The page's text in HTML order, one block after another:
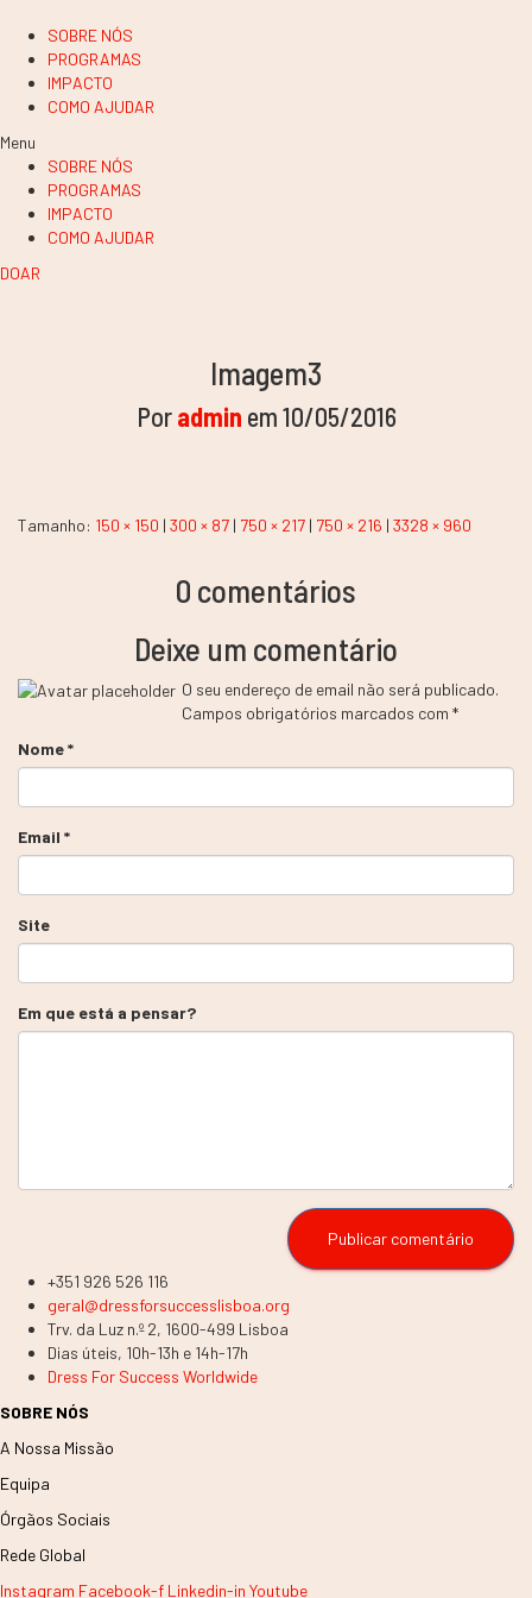
SOBRE NÓS
PROGRAMAS
IMPACTO
COMO AJUDAR
Menu
SOBRE NÓS
PROGRAMAS
IMPACTO
COMO AJUDAR
DOAR
Imagem3
Poradmin em10/05/2016
Tamanho: 150 × 150 | 300 × 87 | 750 × 217 | 750 × 216 | 3328 × 960
0 comentários
Deixe um comentário
O seu endereço de email não será publicado.
Campos obrigatórios marcados com *
Nome*
Email *
Site
Em que está a pensar?
+351 926 526 116
geral@dressforsuccesslisboa.org
Trv. da Luz n.º 2, 1600-499 Lisboa
Dias úteis, 10h-13h e 14h-17h
Dress For Success Worldwide
SOBRE NÓS
A Nossa Missão
Equipa
Órgãos Sociais
Rede Global
Instagram Facebook-f Linkedin-in Youtube